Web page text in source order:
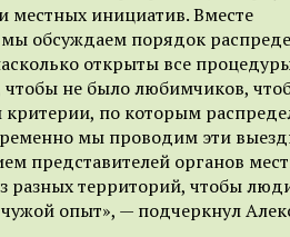
местных инициатив. Вместе
мы обсуждаем порядок
открыты все
чтобы не было любимчиков,
по которым
мы проводим эти
представителей органов
разных территорий, чтобы
опыт», — подчеркнул